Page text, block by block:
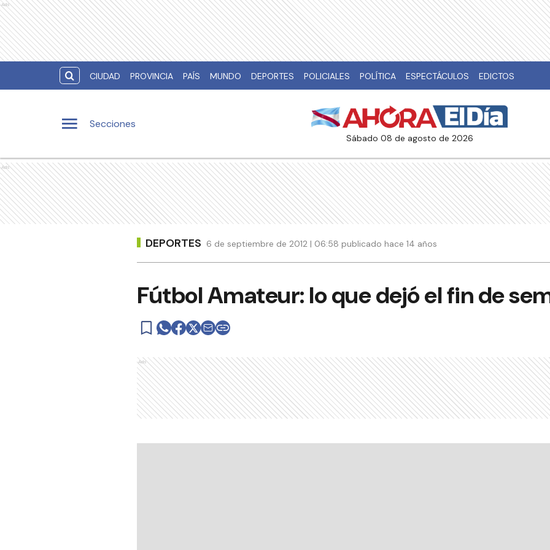
Ads
CIUDAD PROVINCIA PAÍS MUNDO DEPORTES POLICIALES POLÍTICA ESPECTÁCULOS EDICTOS
Secciones
sábado 08 de agosto de 2026
Ads
DEPORTES 6 de septiembre de 2012 | 06:58 publicado hace 14 años
Fútbol Amateur: lo que dejó el fin de
Ads